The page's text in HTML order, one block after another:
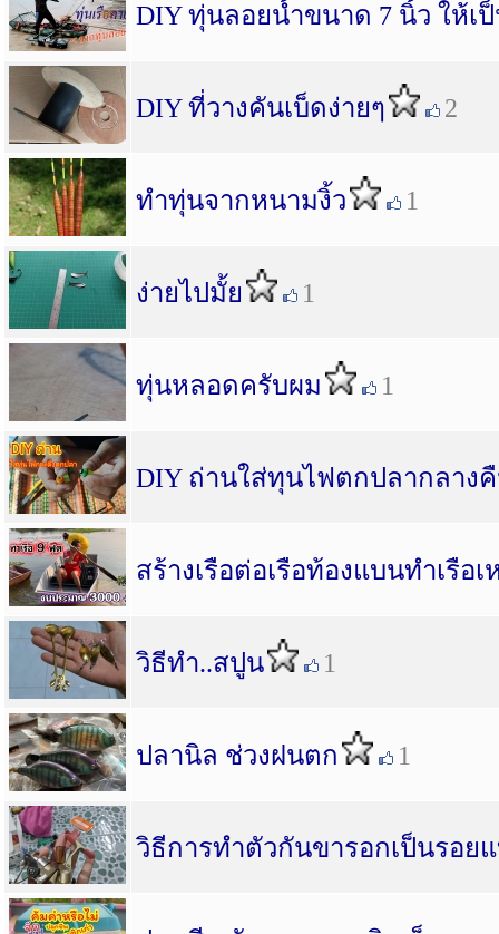
DIY ทุ่นลอยน้ำขนาด 7 นิ้ว ให้เ
DIY ที่วางคันเบ็ดง่ายๆ 2
ทำทุ่นจากหนามงิ้ว 1
ง่ายไปมั้ย 1
ทุ่นหลอดครับผม 1
DIY ถ่านใส่ทุนไฟตกปลากลาง
สร้างเรือต่อเรือท้องแบนทำเรือเ
วิธีทำ..สปูน 1
ปลานิล ช่วงฝนตก 1
วิธีการทำตัวกันขารอกเป็นรอย